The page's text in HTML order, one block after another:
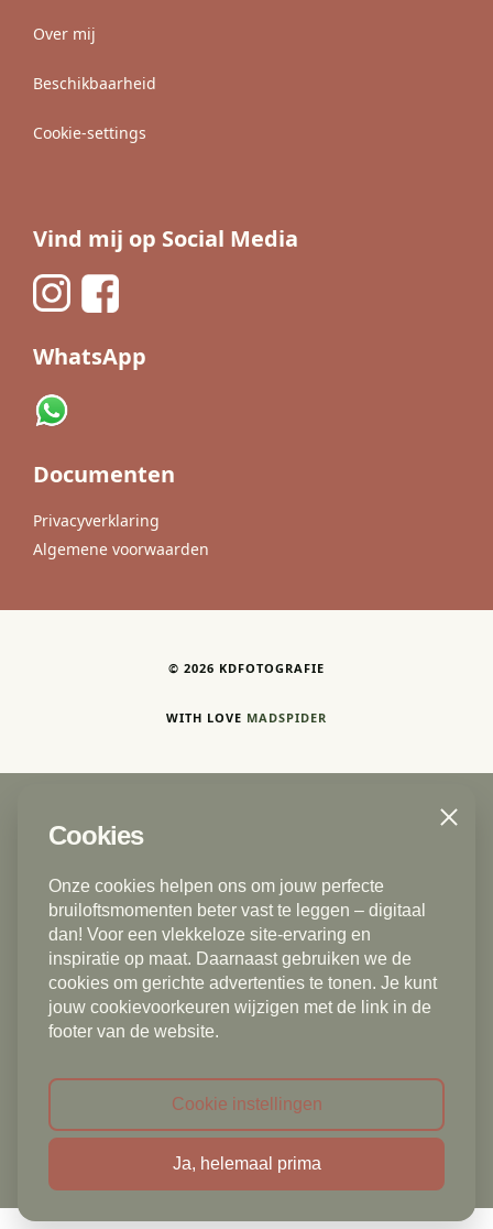
Over mij
Beschikbaarheid
Cookie-settings
Vind mij op Social Media
WhatsApp
Documenten
Privacyverklaring
Algemene voorwaarden
© 2026 KDFOTOGRAFIE
WITH LOVE MADSPIDER
Den Haag - Delft - Voorburg - Rijswijk ZH -
Zoetermeer - Gouda - Rotterdam - Vlaardingen -
Leidschendam - Ermelo - Rotterdam - Schiedam -
Alphen aan den Rijn - Dordrecht - Scheveningen -
Naaldwijk - Westland - Monster - Poeldijk - 's
Gravenzande - Leiden - Leiderdorp - Boskoop -
Nootdorp - Pijnacker - De Lier - Voorschoten -
Wassenaar - Oegstgeest - Rijnsburg - Bollenstreek -
Sassenheim - Utrecht - Warmond - Katwijk aan Zee
Cookies
Onze cookies helpen ons om jouw perfecte
bruiloftsmomenten beter vast te leggen – digitaal
dan! Voor een vlekkeloze site-ervaring en
inspiratie op maat. Daarnaast gebruiken we de
cookies om gerichte advertenties te tonen. Je kunt
jouw cookievoorkeuren wijzigen met de link in de
footer van de website.
Close
Cookie instellingen
Ja, helemaal prima